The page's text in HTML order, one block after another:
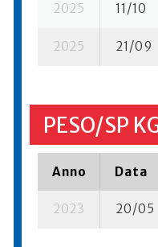
2025 11/10
2025 21/09
PESO/SP
Anno Data
2023 20/05